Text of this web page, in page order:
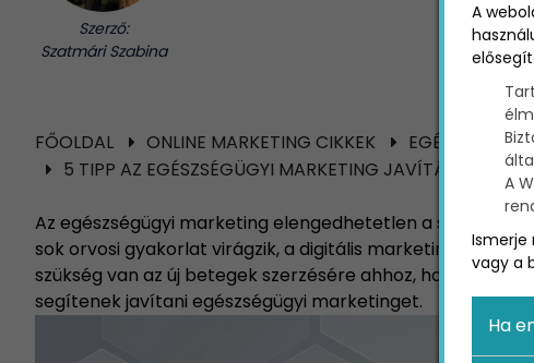
Szerző:
Szatmári Szabina
FŐOLDAL ONLINE MARKETING CIKKEK
5 TIPP AZ EGÉSZSÉGÜGYI MARKETING JAVÍTÁSÁHOZ
Az egészségügyi marketing elengedhetetlen a sikeres
sok orvosi gyakorlat virágzik, a digitális marketing vagy
szükség van az új betegek szerzésére ahhoz, hogy
segítenek javítani egészségügyi marketinget.
A
A
Ismerje
vagy a
Ha